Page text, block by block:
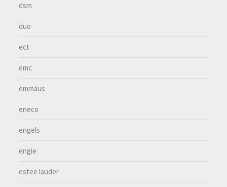
dsm
duo
ect
emc
emmaus
eneco
engels
engie
estee lauder